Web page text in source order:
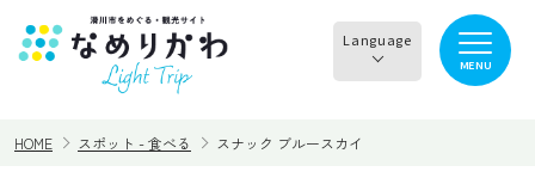
Language
한국어
MENU
HOME スポット - 食べる スナック ブルースカイ